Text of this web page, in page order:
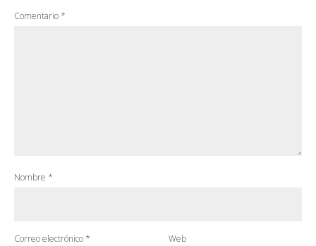
Comentario *
Nombre *
Correo electrónico * Web